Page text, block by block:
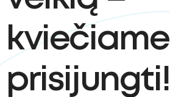
kviečiame
prisijungti!